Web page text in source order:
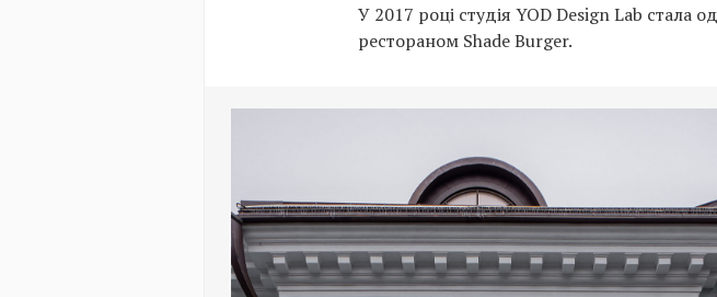
У 2017 році студія YOD Design Lab стала
рестораном Shade Burger.